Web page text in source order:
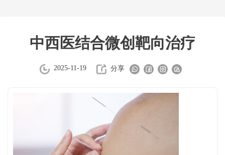
中西医结合微创靶向治疗
2025-11-19 分享